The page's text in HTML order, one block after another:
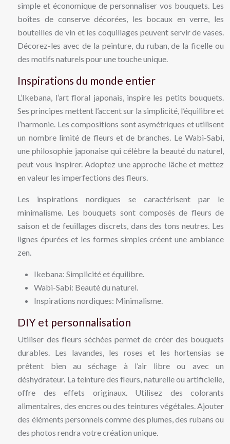
simple et économique de personnaliser vos bouquets. Les
boîtes de conserve décorées, les bocaux en verre, les
bouteilles de vin et les coquillages peuvent servir de vases.
Décorez-les avec de la peinture, du ruban, de la ficelle ou
des motifs naturels pour une touche unique.
Inspirations du monde entier
L’Ikebana, l’art floral japonais, inspire les petits bouquets.
Ses principes mettent l’accent sur la simplicité, l’équilibre et
l’harmonie. Les compositions sont asymétriques et utilisent
un nombre limité de fleurs et de branches. Le Wabi-Sabi,
une philosophie japonaise qui célèbre la beauté du naturel,
peut vous inspirer. Adoptez une approche lâche et mettez
en valeur les imperfections des fleurs.
Les inspirations nordiques se caractérisent par le
minimalisme. Les bouquets sont composés de fleurs de
saison et de feuillages discrets, dans des tons neutres. Les
lignes épurées et les formes simples créent une ambiance
zen.
Ikebana: Simplicité et équilibre.
Wabi-Sabi: Beauté du naturel.
Inspirations nordiques: Minimalisme.
DIY et personnalisation
Utiliser des fleurs séchées permet de créer des bouquets
durables. Les lavandes, les roses et les hortensias se
prêtent bien au séchage à l’air libre ou avec un
déshydrateur. La teinture des fleurs, naturelle ou artificielle,
offre des effets originaux. Utilisez des colorants
alimentaires, des encres ou des teintures végétales. Ajouter
des éléments personnels comme des plumes, des rubans ou
des photos rendra votre création unique.